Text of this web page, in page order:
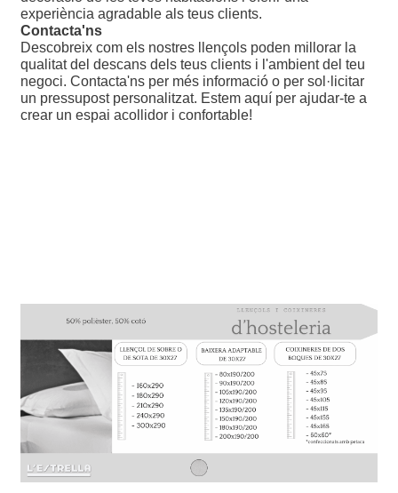
experiència agradable als teus clients.
Contacta'ns
Descobreix com els nostres llençols poden millorar la
qualitat del descans dels teus clients i l'ambient del teu
negoci. Contacta'ns per més informació o per sol·licitar
un pressupost personalitzat. Estem aquí per ajudar-te a
crear un espai acollidor i confortable!